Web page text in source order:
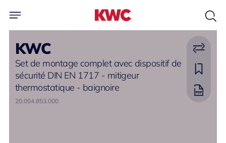
KWC
Set de montage complet avec dispositif de
sécurité DIN EN 1717 - mitigeur
thermostatique - baignoire
20.004.853.000